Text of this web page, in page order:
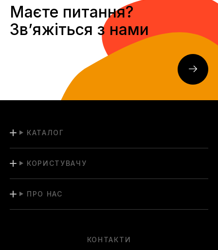
Маєте питання?
Звʼяжіться з нами
КАТАЛОГ
КОРИСТУВАЧУ
ПРО НАС
КОНТАКТИ